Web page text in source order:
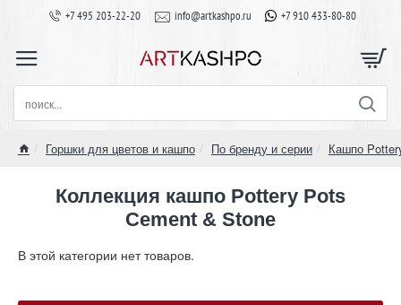
+7 495 203-22-20 info@artkashpo.ru +7 910 433-80-80
поиск...
Горшки для цветов и кашпо По бренду и серии Кашпо
Коллекция кашпо Pottery Pots
Cement & Stone
В этой категории нет товаров.